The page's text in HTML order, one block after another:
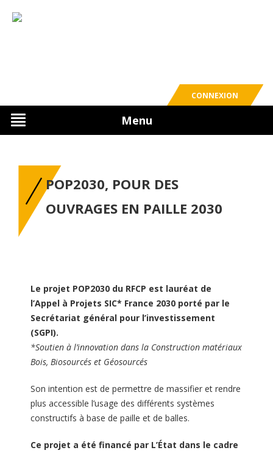
Menu
CONNEXION
POP2030, POUR DES
OUVRAGES EN PAILLE 2030
Le projet POP2030 du RFCP est lauréat de
l’Appel à Projets SIC* France 2030 porté par le
Secrétariat général pour l’investissement
(SGPI).
*Soutien à l’innovation dans la Construction matériaux
Bois, Biosourcés et Géosourcés
Son intention est de permettre de massifier et rendre
plus accessible l’usage des différents systèmes
constructifs à base de paille et de balles.
Ce projet a été financé par L’État dans le cadre